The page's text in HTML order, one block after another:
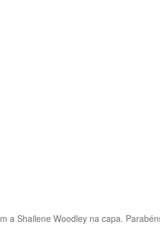
a Shailene Woodley na capa.